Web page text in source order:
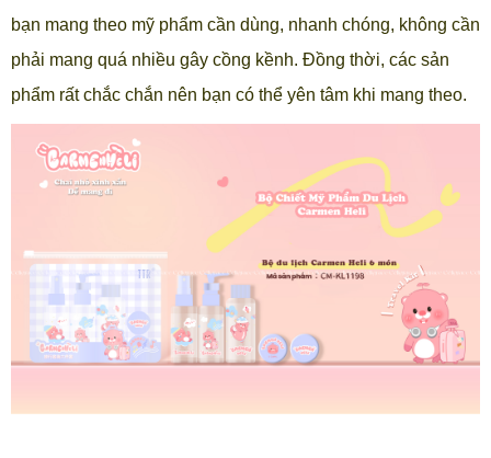
bạn mang theo mỹ phẩm cần dùng, nhanh chóng, không cần
phải mang quá nhiều gây cồng kềnh. Đồng thời, các sản
phẩm rất chắc chắn nên bạn có thể yên tâm khi mang theo.